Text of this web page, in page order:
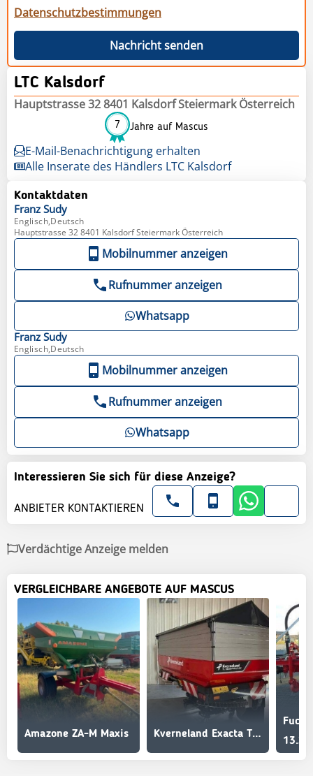
Datenschutzbestimmungen
Nachricht senden
LTC Kalsdorf
Hauptstrasse 32 8401 Kalsdorf Steiermark Österreich
7 Jahre auf Mascus
E-Mail-Benachrichtigung erhalten
Alle Inserate des Händlers LTC Kalsdorf
Kontaktdaten
Franz Sudy
Englisch,Deutsch
Hauptstrasse 32 8401 Kalsdorf Steiermark Österreich
Mobilnummer anzeigen
Rufnummer anzeigen
Whatsapp
Franz Sudy
Englisch,Deutsch
Mobilnummer anzeigen
Rufnummer anzeigen
Whatsapp
Interessieren Sie sich für diese Anzeige?
ANBIETER KONTAKTIEREN
Verdächtige Anzeige melden
VERGLEICHBARE ANGEBOTE AUF MASCUS
Amazone ZA-M Maxis Kverneland Exacta TL GEOSPREAD iDC66